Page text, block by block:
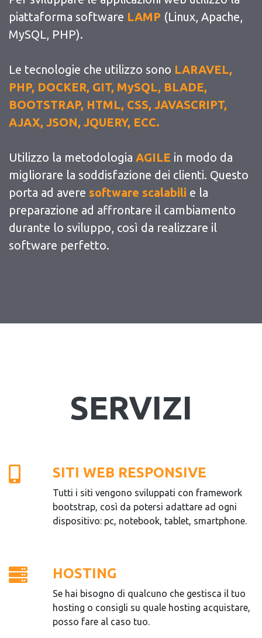
piattaforma software LAMP (Linux, Apache,
MySQL, PHP).
Le tecnologie che utilizzo sono LARAVEL,
PHP, DOCKER, GIT, MySQL, BLADE,
BOOTSTRAP, HTML, CSS, JAVASCRIPT,
AJAX, JSON, JQUERY, ECC.
Utilizzo la metodologia AGILE in modo da
migliorare la soddisfazione dei clienti. Questo
porta ad avere software scalabili e la
preparazione ad affrontare il cambiamento
durante lo sviluppo, così da realizzare il
software perfetto.
SERVIZI
SITI WEB RESPONSIVE
Tutti i siti vengono sviluppati con framework
bootstrap, così da potersi adattare ad ogni
dispositivo: pc, notebook, tablet, smartphone.
HOSTING
Se hai bisogno di qualcuno che gestisca il tuo
hosting o consigli su quale hosting acquistare,
posso fare al caso tuo.